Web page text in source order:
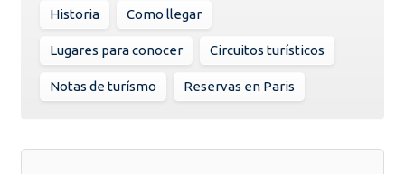
Historia Como llegar
Lugares para conocer Circuitos turísticos
Notas de turísmo Reservas en Paris